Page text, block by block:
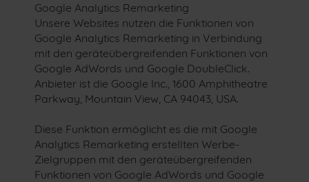
Google Analytics Remarketing
Unsere Websites nutzen die Funktionen von
Google Analytics Remarketing in Verbindung
mit den geräteübergreifenden Funktionen von
Google AdWords und Google DoubleClick.
Anbieter ist die Google Inc., 1600 Amphitheatre
Parkway, Mountain View, CA 94043, USA.
Diese Funktion ermöglicht es die mit Google
Analytics Remarketing erstellten Werbe-
Zielgruppen mit den geräteübergreifenden
Funktionen von Google AdWords und Google